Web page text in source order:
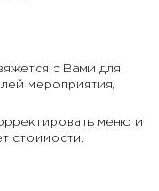
с Вами для
мероприятия,
меню и
стоимости.